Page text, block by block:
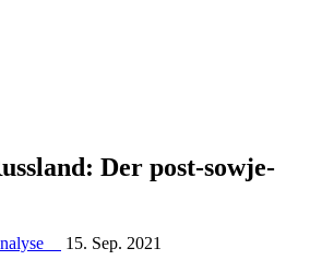
Der post-sowje­
15. Sep. 2021